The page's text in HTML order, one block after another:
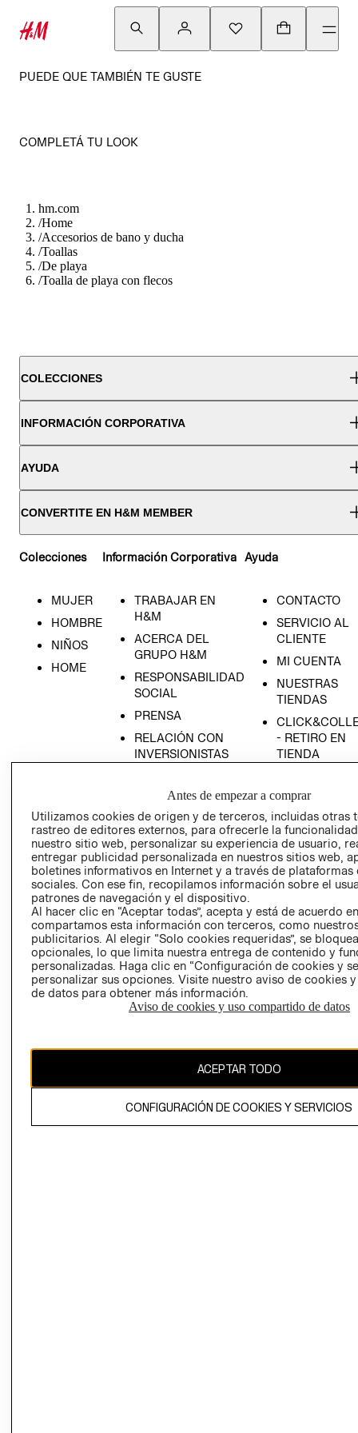
PUEDE QUE TAMBIÉN TE GUSTE
COMPLETÁ TU LOOK
hm.com
/Home
/Accesorios de bano y ducha
/Toallas
/De playa
/Toalla de playa con flecos
COLECCIONES
INFORMACIÓN CORPORATIVA
AYUDA
CONVERTITE EN H&M MEMBER
Colecciones
MUJER
HOMBRE
NIÑOS
HOME
Información Corporativa
TRABAJAR EN
H&M
ACERCA DEL
GRUPO H&M
RESPONSABILIDAD
SOCIAL
PRENSA
RELACIÓN CON
INVERSIONISTAS
EMPRESARIAL
Ayuda
CONTACTO
SERVICIO AL
CLIENTE
MI CUENTA
NUESTRAS
TIENDAS
- RETIRO EN
TIENDA
CONDICIONES
AVISO DE
PRIVACIDAD
GIFT CARD
AVISO DE
COOKIES
Uruguay ($U)
El contenido de esta página web está protegido por copyright y es
propiedad de H&M Hennes & Mauritz AB.
Antes de empezar a comprar
Utilizamos cookies de origen y de terceros, incluidas otras
rastreo de editores externos, para ofrecerle la
nuestro sitio web, personalizar su experiencia de usuario,
entregar publicidad personalizada en nuestros sitios web,
boletines informativos en Internet y a través de plataformas
sociales. Con ese fin, recopilamos información sobre el
patrones de navegación y el dispositivo.
Al hacer clic en “Aceptar todas”, acepta y está de acuerdo
compartamos esta información con terceros, como
publicitarios. Al elegir “Solo cookies requeridas”, se
opcionales, lo que limita nuestra entrega de contenido y
personalizadas. Haga clic en “Configuración de cookies y
personalizar sus opciones. Visite nuestro aviso de cookies
de datos para obtener más información.
Aviso de cookies y uso compartido de datos
ACEPTAR TODO
CONFIGURACIÓN DE COOKIES Y SERVICIOS